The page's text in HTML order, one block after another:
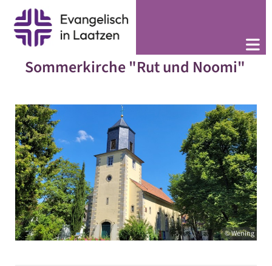
Sommerkirche "Rut und Noomi"
© Wening